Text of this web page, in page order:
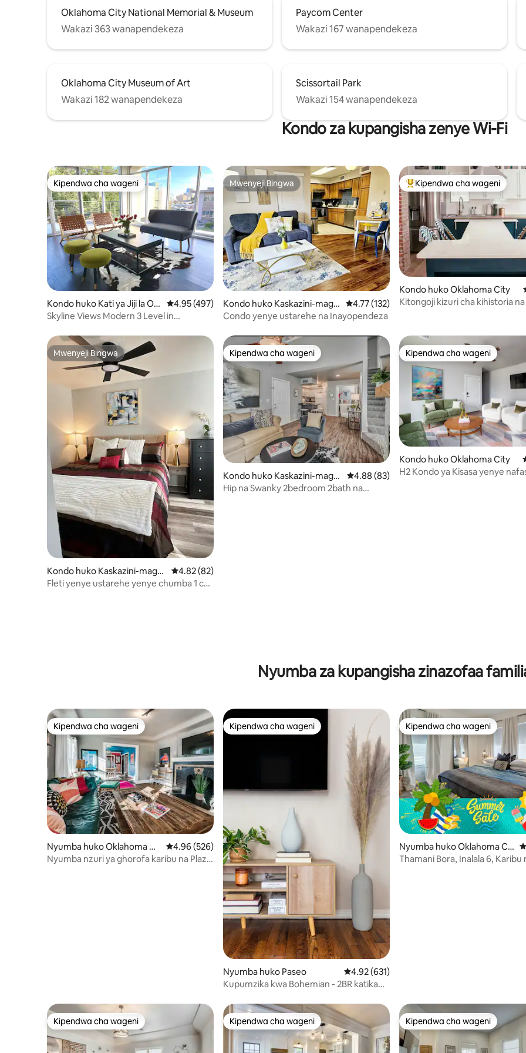
Oklahoma City National Memorial & Museum
Wakazi 363 wanapendekeza
Paycom Center
Wakazi 167 wanapendekeza
Oklahoma City Museum of Art
Wakazi 182 wanapendekeza
Scissortail Park
Wakazi 154 wanapendekeza
Kondo za kupangisha zenye Wi-Fi
Kipendwa cha wageni
Kipendwa cha wageni
Kondo huko Kati ya Jiji la Okl
ahoma City
Ukadiriaji wa wastani wa 4.95 kati ya 5, tathmini 497
4.95 (497)
Skyline Views Modern 3 Level in
Mwenyeji Bingwa
Mwenyeji Bingwa
Kondo huko Kaskazini-magh
aribi mwa Oklahoma City
Ukadiriaji wa wastani wa 4.77 kati ya 5,
4.77 (132)
Condo yenye ustarehe na Inayopendeza
Kipendwa maarufu cha wageni
Kipendwa cha wageni
Kondo huko Oklahoma City
Kitongoji kizuri cha kihistoria
Mwenyeji Bingwa
Mwenyeji Bingwa
Kondo huko Kaskazini-magh
aribi mwa Oklahoma City
Ukadiriaji wa wastani wa 4.82 kati ya 5, tathmini 82
4.82 (82)
Fleti yenye ustarehe yenye chumba 1 cha
Kipendwa cha wageni
Kipendwa cha wageni
Kondo huko Kaskazini-magh
aribi mwa Oklahoma City
Ukadiriaji wa wastani wa 4.88 kati ya 5,
4.88 (83)
Hip na Swanky 2bedroom 2bath na
Kipendwa cha wageni
Kipendwa cha wageni
Kondo huko Oklahoma City
H2 Kondo ya Kisasa yenye
Nyumba za kupangisha zinazofaa
Kipendwa cha wageni
Kipendwa cha wageni
Nyumba huko Oklahoma Cit
y
Ukadiriaji wa wastani wa 4.96 kati ya 5, tathmini 526
4.96 (526)
Nyumba nzuri ya ghorofa karibu na Plaza,
Kipendwa cha wageni
Kipendwa cha wageni
Nyumba huko Paseo Ukadiriaji wa wastani wa 4.92 kati ya 5,
4.92 (631)
Kupumzika kwa Bohemian - 2BR katika
Kipendwa cha wageni
Kipendwa cha wageni
Nyumba huko Oklahoma Cit
y
Thamani Bora, Inalala 6, Karibu
Kipendwa cha wageni
Kipendwa cha wageni Kipendwa cha wageni
Kipendwa cha wageni Kipendwa cha wageni
Kipendwa cha wageni